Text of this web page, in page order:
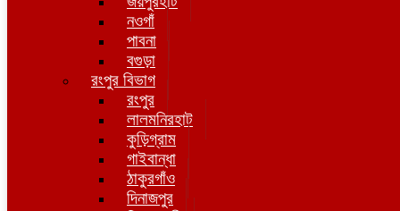
নওগাঁ
পাবনা
বগুড়া
রংপুর বিভাগ
রংপুর
লালমনিরহাট
কুড়িগ্রাম
গাইবান্ধা
ঠাকুরগাঁও
দিনাজপুর